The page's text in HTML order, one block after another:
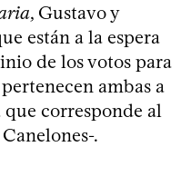
, Gustavo y
están a la espera
de los votos para
ambas a
corresponde al
.